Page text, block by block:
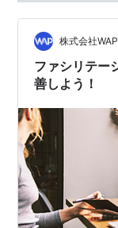
株式会社
ファシリテー
善しよう！